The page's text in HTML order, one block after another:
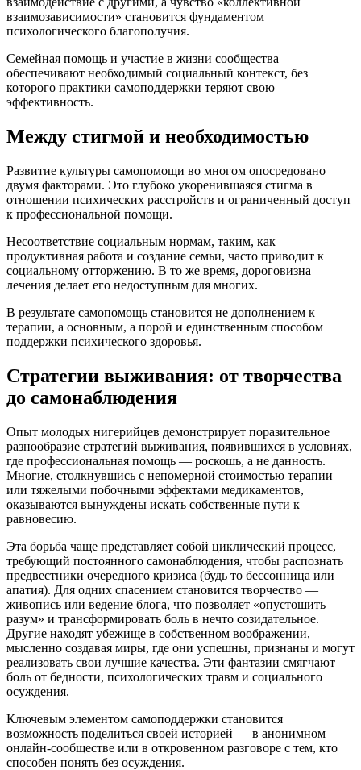
взаимозависимости» становится фундаментом
психологического благополучия.
Семейная помощь и участие в жизни сообщества
обеспечивают необходимый социальный контекст, без
которого практики самоподдержки теряют свою
эффективность.
Между стигмой и необходимостью
Развитие культуры самопомощи во многом опосредовано
двумя факторами. Это глубоко укоренившаяся стигма в
отношении психических расстройств и ограниченный доступ
к профессиональной помощи.
Несоответствие социальным нормам, таким, как
продуктивная работа и создание семьи, часто приводит к
социальному отторжению. В то же время, дороговизна
лечения делает его недоступным для многих.
В результате самопомощь становится не дополнением к
терапии, а основным, а порой и единственным способом
поддержки психического здоровья.
Стратегии выживания: от творчества
до самонаблюдения
Опыт молодых нигерийцев демонстрирует поразительное
разнообразие стратегий выживания, появившихся в условиях,
где профессиональная помощь — роскошь, а не данность.
Многие, столкнувшись с непомерной стоимостью терапии
или тяжелыми побочными эффектами медикаментов,
оказываются вынуждены искать собственные пути к
равновесию.
Эта борьба чаще представляет собой циклический процесс,
требующий постоянного самонаблюдения, чтобы распознать
предвестники очередного кризиса (будь то бессонница или
апатия). Для одних спасением становится творчество —
живопись или ведение блога, что позволяет «опустошить
разум» и трансформировать боль в нечто созидательное.
Другие находят убежище в собственном воображении,
мысленно создавая миры, где они успешны, признаны и могут
реализовать свои лучшие качества. Эти фантазии смягчают
боль от бедности, психологических травм и социального
осуждения.
Ключевым элементом самоподдержки становится
возможность поделиться своей историей — в анонимном
онлайн-сообществе или в откровенном разговоре с тем, кто
способен понять без осуждения.